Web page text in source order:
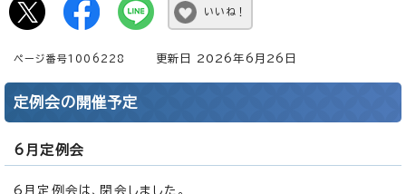
いいね！
ページ番号1006228 更新日 2026年6月26日
定例会の開催予定
6月定例会
6月定例会は、閉会しました。